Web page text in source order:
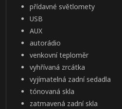
přídavné světlomety
USB
AUX
autorádio
venkovní teploměr
vyhřívaná zrcátka
vyjímatelná zadní sedadla
tónovaná skla
zatmavená zadní skla